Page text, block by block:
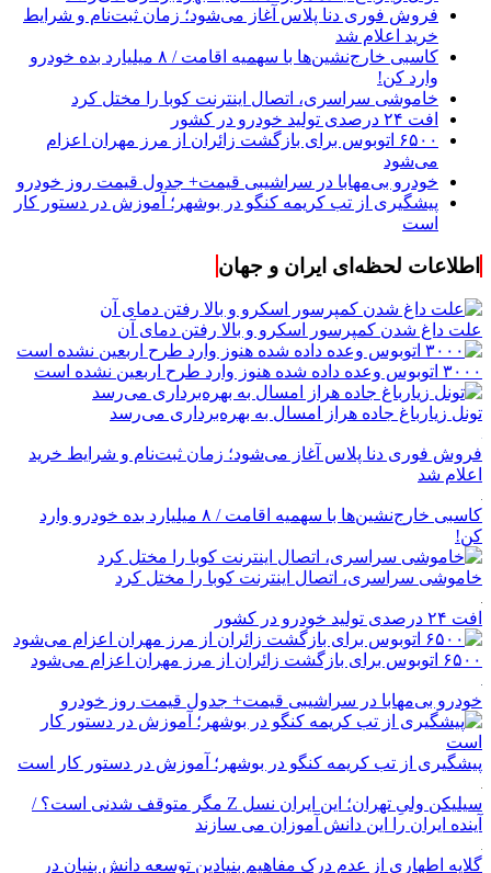
فروش فوری دنا پلاس آغاز می‌شود؛ زمان ثبت‌نام و شرایط
خرید اعلام شد
کاسبی خارج‌نشین‌ها با سهمیه اقامت / ۸ میلیارد بده خودرو
وارد کن!
خاموشی سراسری، اتصال اینترنت کوبا را مختل کرد
افت ۲۴ درصدی تولید خودرو در کشور
۶۵۰۰ اتوبوس برای بازگشت زائران از مرز مهران اعزام
می‌شود
خودرو بی‌مهابا در سراشیبی قیمت+ جدول قیمت روز خودرو
پیشگیری از تب کریمه کنگو در بوشهر؛ آموزش در دستور کار
است
اطلاعات لحظه‌ای ایران و جهان
علت داغ شدن کمپرسور اسکرو و بالا رفتن دمای آن
۳۰۰۰ اتوبوس وعده داده شده هنوز وارد طرح اربعین نشده است
تونل زیارباغ جاده هراز امسال به بهره‌برداری می‌رسد
فروش فوری دنا پلاس آغاز می‌شود؛ زمان ثبت‌نام و شرایط خرید
اعلام شد
کاسبی خارج‌نشین‌ها با سهمیه اقامت / ۸ میلیارد بده خودرو وارد
کن!
خاموشی سراسری، اتصال اینترنت کوبا را مختل کرد
افت ۲۴ درصدی تولید خودرو در کشور
۶۵۰۰ اتوبوس برای بازگشت زائران از مرز مهران اعزام می‌شود
خودرو بی‌مهابا در سراشیبی قیمت+ جدول قیمت روز خودرو
پیشگیری از تب کریمه کنگو در بوشهر؛ آموزش در دستور کار است
سیلیکن ولیِ تهران؛ این ایران نسل Z مگر متوقف شدنی است؟ /
آینده ایران را این دانش آموزان می سازند
گلایه اطهاری از عدم درک مفاهیم بنیادین توسعه دانش بنیان در